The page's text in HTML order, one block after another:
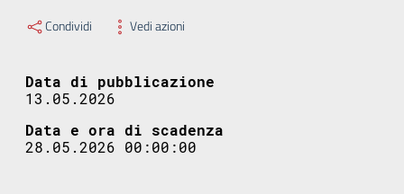
Condividi Vedi azioni
Data di pubblicazione
13.05.2026
Data e ora di scadenza
28.05.2026 00:00:00